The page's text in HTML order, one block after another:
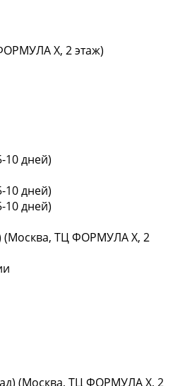
Х, 2 этаж)
10 дней)
10 дней)
10 дней)
ТЦ ФОРМУЛА Х, 2
(Москва, ТЦ ФОРМУЛА Х, 2